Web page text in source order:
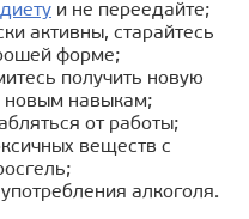
диету и не переедайте;
активны, старайтесь
форме;
получить новую
новым навыкам;
от работы;
веществ с
алкоголя.